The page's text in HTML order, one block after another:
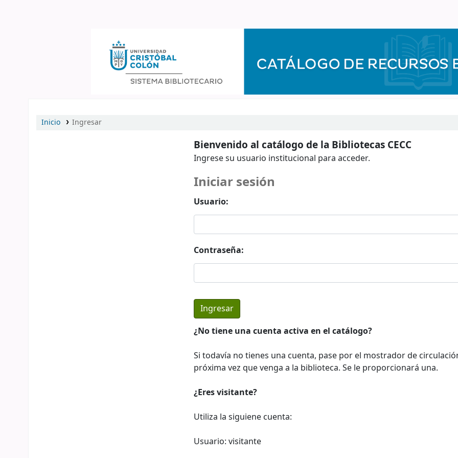
Inicio Ingresar
Bienvenido al catálogo de la Bibliotecas CECC
Ingrese su usuario institucional para acceder.
Iniciar sesión
Usuario:
Contraseña:
¿No tiene una cuenta activa en el catálogo?
Si todavía no tienes una cuenta, pase por el mostrador de
próxima vez que venga a la biblioteca. Se le proporcionará una.
¿Eres visitante?
Utiliza la siguiene cuenta:
Usuario: visitante